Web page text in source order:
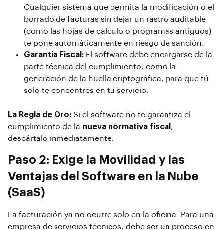
Cualquier sistema que permita la modificación o el
borrado de facturas sin dejar un rastro auditable
(como las hojas de cálculo o programas antiguos)
te pone automáticamente en riesgo de sanción.
Garantía Fiscal: El software debe encargarse de la
parte técnica del cumplimiento, como la
generación de la huella criptográfica, para que tú
solo te concentres en tu servicio.
La Regla de Oro: Si el software no te garantiza el
cumplimiento de la nueva normativa fiscal ,
descártalo inmediatamente.
Paso 2: Exige la Movilidad y las
Ventajas del Software en la Nube
(SaaS)
La facturación ya no ocurre solo en la oficina. Para una
empresa de servicios técnicos, debe ser un proceso en